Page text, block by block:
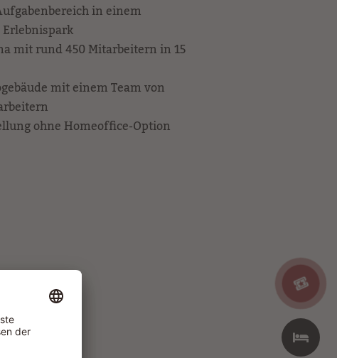
in einem
mit rund 450 Mitarbeitern in 15
mit einem Team von
ohne Homeoffice-Option